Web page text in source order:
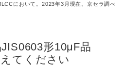
において。2023年3月現在。京セラ調べ
形10μF品
てください